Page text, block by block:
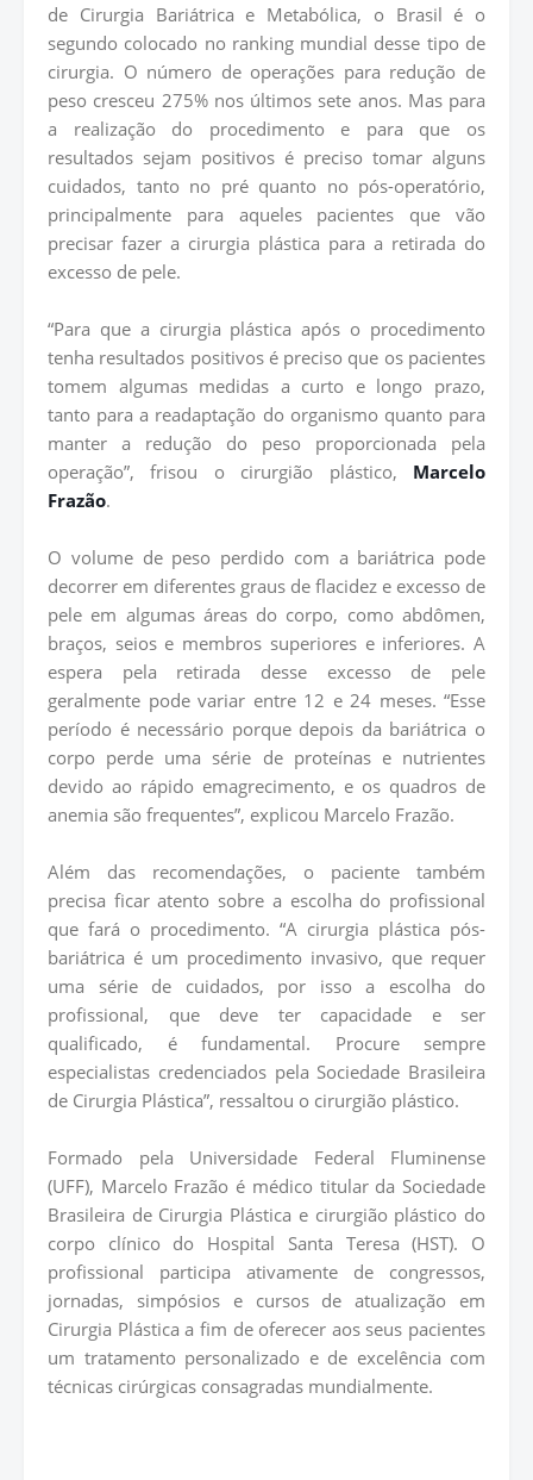
de Cirurgia Bariátrica e Metabólica, o Brasil é o
segundo colocado no ranking mundial desse tipo de
cirurgia. O número de operações para redução de
peso cresceu 275% nos últimos sete anos. Mas para
a realização do procedimento e para que os
resultados sejam positivos é preciso tomar alguns
cuidados, tanto no pré quanto no pós-operatório,
principalmente para aqueles pacientes que vão
precisar fazer a cirurgia plástica para a retirada do
excesso de pele.
“Para que a cirurgia plástica após o procedimento
tenha resultados positivos é preciso que os pacientes
tomem algumas medidas a curto e longo prazo,
tanto para a readaptação do organismo quanto para
manter a redução do peso proporcionada pela
operação”, frisou o cirurgião plástico, Marcelo
Frazão.
O volume de peso perdido com a bariátrica pode
decorrer em diferentes graus de flacidez e excesso de
pele em algumas áreas do corpo, como abdômen,
braços, seios e membros superiores e inferiores. A
espera pela retirada desse excesso de pele
geralmente pode variar entre 12 e 24 meses. “Esse
período é necessário porque depois da bariátrica o
corpo perde uma série de proteínas e nutrientes
devido ao rápido emagrecimento, e os quadros de
anemia são frequentes”, explicou Marcelo Frazão.
Além das recomendações, o paciente também
precisa ficar atento sobre a escolha do profissional
que fará o procedimento. “A cirurgia plástica pós-
bariátrica é um procedimento invasivo, que requer
uma série de cuidados, por isso a escolha do
profissional, que deve ter capacidade e ser
qualificado, é fundamental. Procure sempre
especialistas credenciados pela Sociedade Brasileira
de Cirurgia Plástica”, ressaltou o cirurgião plástico.
Formado pela Universidade Federal Fluminense
(UFF), Marcelo Frazão é médico titular da Sociedade
Brasileira de Cirurgia Plástica e cirurgião plástico do
corpo clínico do Hospital Santa Teresa (HST). O
profissional participa ativamente de congressos,
jornadas, simpósios e cursos de atualização em
Cirurgia Plástica a fim de oferecer aos seus pacientes
um tratamento personalizado e de excelência com
técnicas cirúrgicas consagradas mundialmente.